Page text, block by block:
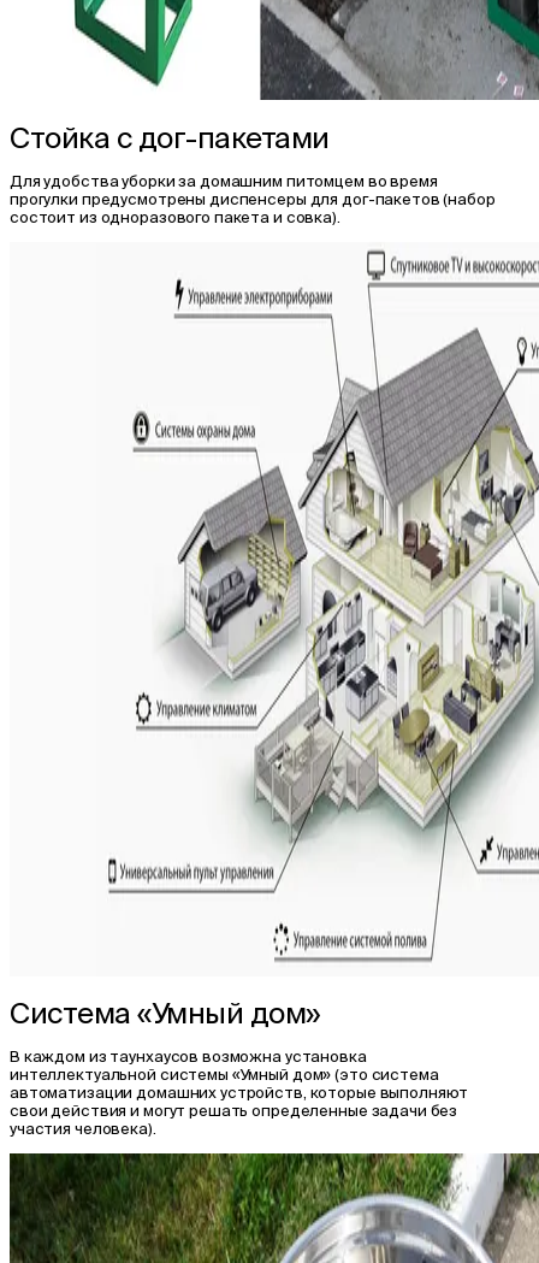
Стойка с дог-пакетами
Для удобства уборки за домашним питомцем во время
прогулки предусмотрены диспенсеры для дог-пакетов (набор
состоит из одноразового пакета и совка).
Система «Умный дом»
В каждом из таунхаусов возможна установка
интеллектуальной системы «Умный дом» (это система
автоматизации домашних устройств, которые выполняют
свои действия и могут решать определенные задачи без
участия человека).